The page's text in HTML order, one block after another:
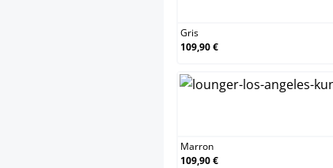
Gris
109,90 €
Marron
109,90 €